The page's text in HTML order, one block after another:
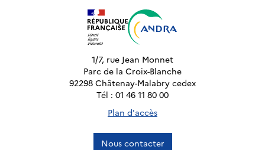
1/7, rue Jean Monnet
Parc de la Croix-Blanche
92298 Châtenay-Malabry cedex
Tél : 01 46 11 80 00
Plan d'accès
Nous contacter